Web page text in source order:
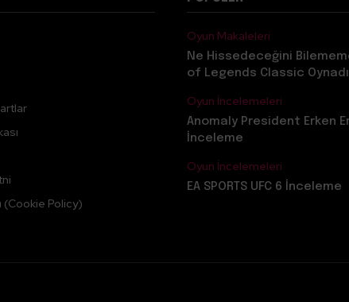
(Cookie Policy)
Oyun Makaleleri
Ne Hissedeceğini
of Legends Classic
Oyun İncelemeleri
Anomaly President Erken
İnceleme
Oyun İncelemeleri
EA SPORTS UFC 6 İnceleme